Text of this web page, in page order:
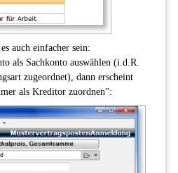
auch einfacher sein:
als Sachkonto auswählen (i.d.R.
zugeordnet), dann erscheint
als Kreditor zuordnen”: